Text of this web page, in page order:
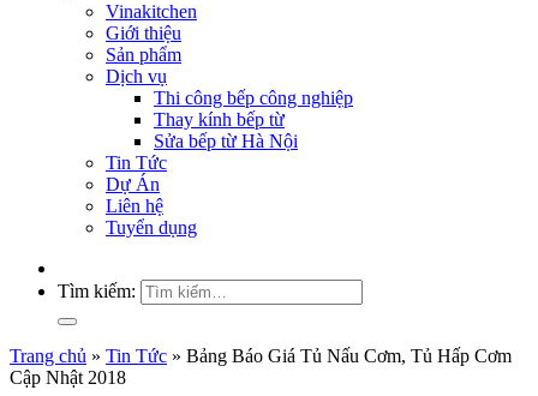
Vinakitchen
Giới thiệu
Sản phẩm
Dịch vụ
Thi công bếp công nghiệp
Thay kính bếp từ
Sửa bếp từ Hà Nội
Tin Tức
Dự Án
Liên hệ
Tuyển dụng
Tìm kiếm:
Trang chủ » Tin Tức » Bảng Báo Giá Tủ Nấu Cơm, Tủ Hấp Cơm
Cập Nhật 2018